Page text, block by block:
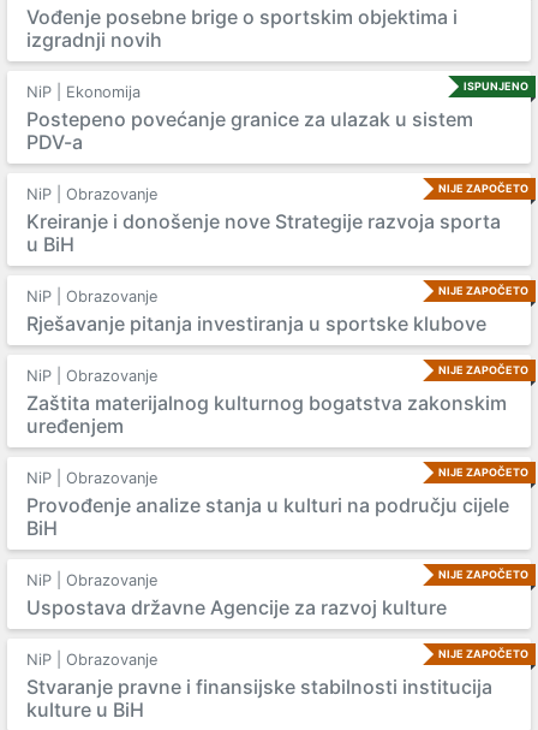
Vođenje posebne brige o sportskim objektima i
izgradnji novih
ISPUNJENO
NiP | Ekonomija
Postepeno povećanje granice za ulazak u sistem
PDV-a
NIJE ZAPOČETO
NiP | Obrazovanje
Kreiranje i donošenje nove Strategije razvoja sporta
u BiH
NIJE ZAPOČETO
NiP | Obrazovanje
Rješavanje pitanja investiranja u sportske klubove
NIJE ZAPOČETO
NiP | Obrazovanje
Zaštita materijalnog kulturnog bogatstva zakonskim
uređenjem
NIJE ZAPOČETO
NiP | Obrazovanje
Provođenje analize stanja u kulturi na području cijele
BiH
NIJE ZAPOČETO
NiP | Obrazovanje
Uspostava državne Agencije za razvoj kulture
NIJE ZAPOČETO
NiP | Obrazovanje
Stvaranje pravne i finansijske stabilnosti institucija
kulture u BiH